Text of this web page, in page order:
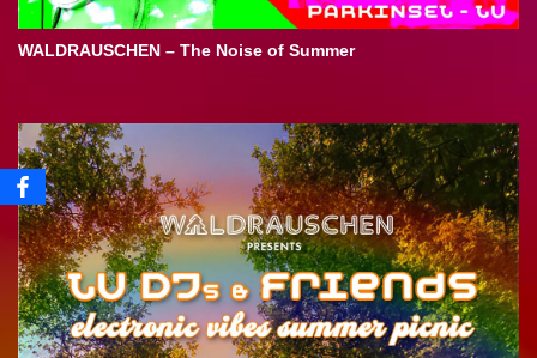
WALDRAUSCHEN – The Noise of Summer